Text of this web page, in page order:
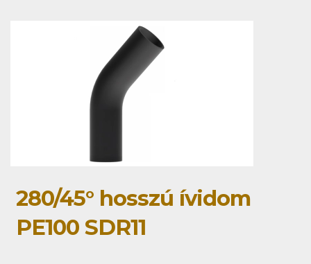
280/45° hosszú ívidom
PE100 SDR11